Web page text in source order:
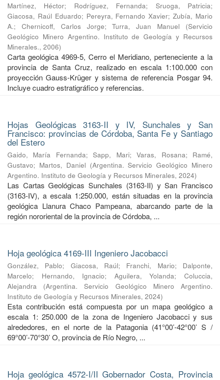
Martínez, Héctor; Rodríguez, Fernanda; Sruoga, Patricia;
Giacosa, Raúl Eduardo; Pereyra, Fernando Xavier;Zubía, Mario
A.; Chernicoff, Carlos Jorge;Turra, Juan Manuel (Servicio
Geológico Minero Argentino. Instituto de Geología y Recursos
Minerales., 2006)
Carta geológica 4969-5, Cerro el Meridiano, perteneciente a la
provincia de Santa Cruz, realizado en escala 1:100.000 con
proyección Gauss-Krüger y sistema de referencia Posgar 94.
Incluye cuadro estratigráfico y referencias.
Hojas Geológicas 3163-II y IV, Sunchales y San
Francisco: provincias de Córdoba, Santa Fe y Santiago
del Estero
Gaido, María Fernanda;Sapp, Mari;Varas, Rosana; Ramé,
Gustavo; Martos, Daniel (Argentina. Servicio Geológico Minero
Argentino. Instituto de Geología y Recursos Minerales, 2024)
Las Cartas Geológicas Sunchales (3163-II) y San Francisco
(3163-IV), a escala 1:250.000, están situadas en la provincia
geológica Llanura Chaco Pampeana, abarcando parte de la
región nororiental de la provincia de Córdoba, ...
Hoja geológica 4169-III Ingeniero Jacobacci
González, Pablo; Giacosa, Raúl; Franchi, Mario; Dalponte,
Marcelo; Hernando, Ignacio; Aguilera, Yolanda;Coluccia,
Alejandra
(Argentina. Servicio Geológico Minero Argentino.
Instituto de Geología y Recursos Minerales, 2024)
Esta contribución está compuesta por un mapa geológico a
escala 1: 250.000 de la zona de Ingeniero Jacobacci y sus
alrededores, en el norte de la Patagonia (41°00’-42°00’ S /
69°00’-70°30’ O, provincia de Río Negro, ...
Hoja geológica 4572-I/II Gobernador Costa, Provincia